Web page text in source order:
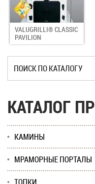
VALUGRILLI® CLASSIC
PAVILION
КАТАЛОГ
КАМИНЫ
МРАМОРНЫЕ ПОРТАЛЫ